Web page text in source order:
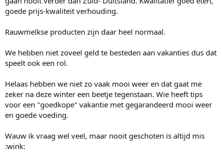
e
r
goede prijs-kwaliteit verhouding.
Rauwmelkse producten zijn daar heel normaal.
We hebben niet zoveel geld te besteden aan vakanties dus dat
speelt ook een rol.
Helaas hebben we niet zo vaak mooi weer en dat gaat me
zeker na deze winter een beetje tegenstaan. Wie heeft tips
voor een "goedkope" vakantie met gegarandeerd mooi weer
en goede voeding.
Wauw ik vraag wel veel, maar nooit geschoten is altijd mis
:wink: